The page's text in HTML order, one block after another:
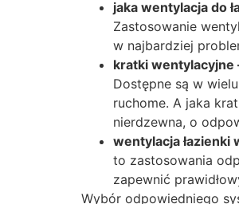
jaka wentylacja do
Zastosowanie
w najbardziej
kratki wentylacyjne
Dostępne są w
ruchome. A jaka
nierdzewna, o
wentylacja łazienki
to zastosowania
zapewnić
Wybór odpowiedniego